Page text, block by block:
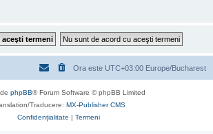
Ora este UTC+03:00 Europe/Bucharest
phpBB® Forum Software © phpBB Limited
Traducere: MX-Publisher CMS
Confidențialitate | Termeni